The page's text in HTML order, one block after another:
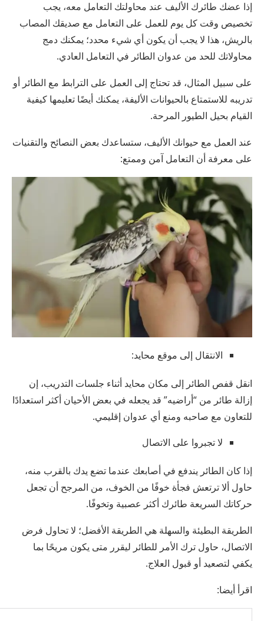
إذا عضك طائرك الأليف عند محاولتك التعامل معه، يجب
تخصيص وقت كل يوم للعمل على التعامل مع صديقك المصاب
بالريش، هذا لا يجب أن يكون أي شيء محدد؛ يمكنك دمج
محاولاتك للحد من عدوان الطائر في التعامل العادي.
على سبيل المثال، قد تحتاج إلى العمل على الترابط مع الطائر أو
تدريبه للاستمتاع بالحيوانات الأليفة، يمكنك أيضًا تعليمها كيفية
القيام بحيل الطيور المرحة.
عند العمل مع حيوانك الأليف، ستساعدك بعض النصائح والتقنيات
على معرفة أن التعامل آمن وممتع:
الانتقال إلى موقع محايد:
انقل قفص الطائر إلى مكان محايد أثناء جلسات التدريب، إن
إزالة طائر من “أراضيه” قد يجعله في بعض الأحيان أكثر استعدادًا
للتعاون مع صاحبه ومنع أي عدوان إقليمي.
لا تجبروا على الاتصال
إذا كان الطائر يندفع في أصابعك عندما تضع يدك بالقرب منه،
حاول ألا ترتعش فجأة خوفًا من الخوف، من المرجح أن تجعل
حركاتك السريعة طائرك أكثر عصبية وتخوفًا.
الطريقة البطيئة والسهلة هي الطريقة الأفضل؛ لا تحاول فرض
الاتصال، حاول ترك الأمر للطائر ليقرر متى يكون مريحًا بما
يكفي لتصعيد أو قبول العلاج.
اقرأ أيضا: